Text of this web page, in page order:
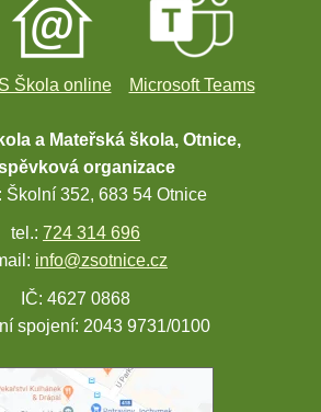
IS Škola online Microsoft Teams
a Mateřská škola, Otnice,
organizace
Školní 352, 683 54 Otnice
tel.: 724 314 696
info@zsotnice.cz
IČ: 4627 0868
spojení: 2043 9731/0100